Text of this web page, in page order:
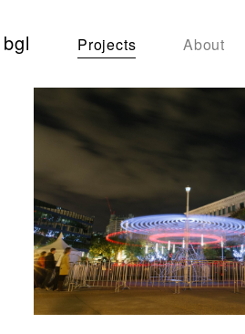
bgl Projects About